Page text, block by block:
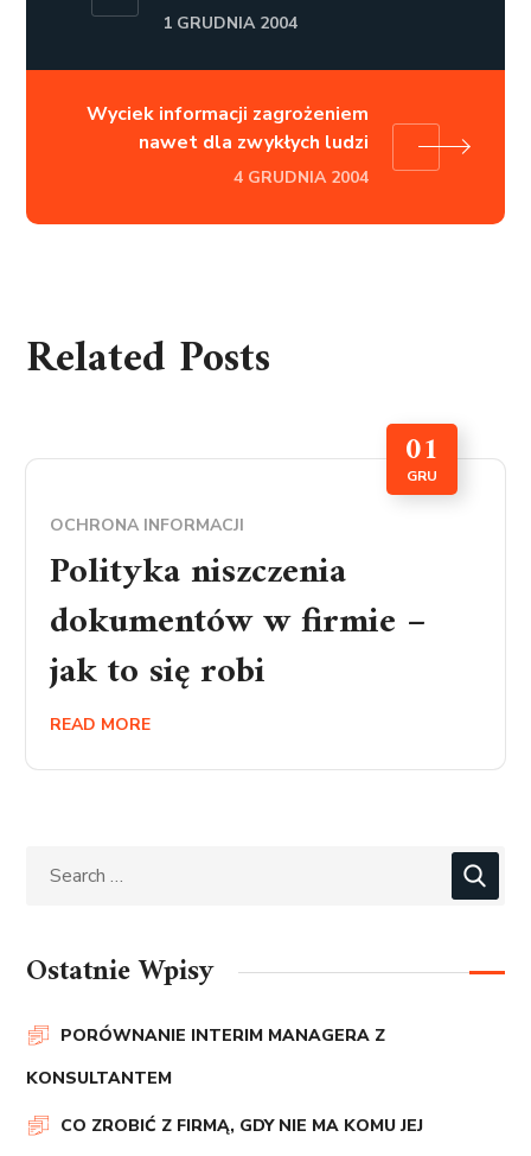
1 GRUDNIA 2004
Wyciek informacji zagrożeniem
nawet dla zwykłych ludzi
4 GRUDNIA 2004
Related Posts
01
GRU
OCHRONA INFORMACJI
Polityka niszczenia
dokumentów w firmie –
jak to się robi
READ MORE
Ostatnie Wpisy
PORÓWNANIE INTERIM MANAGERA Z
KONSULTANTEM
CO ZROBIĆ Z FIRMĄ, GDY NIE MA KOMU JEJ